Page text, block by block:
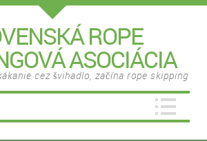
ROPE
ASOCIÁCIA
cez švihadlo, začína rope skipping